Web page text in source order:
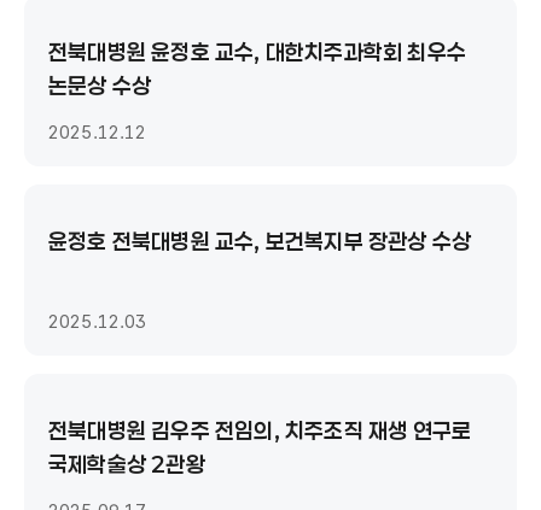
전북대병원 윤정호 교수, 대한치주과학회 최우수
논문상 수상
2025.12.12
윤정호 전북대병원 교수, 보건복지부 장관상 수상
2025.12.03
전북대병원 김우주 전임의, 치주조직 재생 연구로
국제학술상 2관왕